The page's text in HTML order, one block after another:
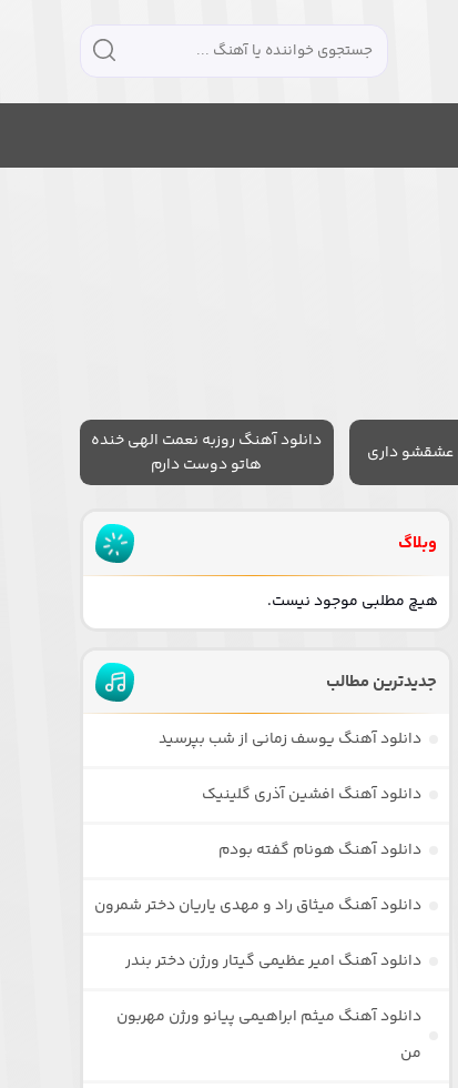
عشقشو داری
دانلود آهنگ روزبه نعمت الهی خنده
هاتو دوست دارم
وبلاگ
هیچ مطلبی موجود نیست.
جدیدترین مطالب
دانلود آهنگ یوسف زمانی از شب بپرسید
دانلود آهنگ افشین آذری گلینیک
دانلود آهنگ هونام گفته بودم
دانلود آهنگ میثاق راد و مهدی یاریان دختر شمرون
دانلود آهنگ امیر عظیمی گیتار ورژن دختر بندر
دانلود آهنگ میثم ابراهیمی پیانو ورژن مهربون
من